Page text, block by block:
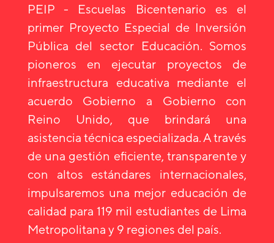
PEIP - Escuelas Bicentenario es el
primer Proyecto Especial de Inversión
Pública del sector Educación. Somos
pioneros en ejecutar proyectos de
infraestructura educativa mediante el
acuerdo Gobierno a Gobierno con
Reino Unido, que brindará una
asistencia técnica especializada. A través
de una gestión eficiente, transparente y
con altos estándares internacionales,
impulsaremos una mejor educación de
calidad para 119 mil estudiantes de Lima
Metropolitana y 9 regiones del país.